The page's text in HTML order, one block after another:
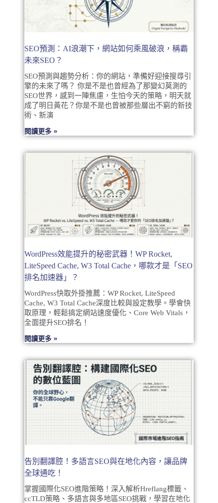
SEO預測：AI浪潮下，網站如何乘風破浪，稱霸
未來SEO？
SEO預測與趨勢分析：你的網站，準備好迎接搜尋引
擎的未來了嗎？ 你是不是也曾經為了那變幻莫測的
SEO世界，感到一陣焦慮，生怕今天的策略，明天就
成了明日黃花？你是不是也曾被那些層出不窮的新技
術、新演
閱讀更多 »
WordPress效能提升的秘密武器！WP Rocket,
LiteSpeed Cache, W3 Total Cache，哪款才是「SEO
排名加速器」？
WordPress快取外掛推薦：WP Rocket, LiteSpeed
Cache, W3 Total Cache深度比較與設定教學。學會快
取原理，輕鬆搞定網站速度優化、Core Web Vitals，
全面提升SEO排名！
閱讀更多 »
告別翻譯腔！多語言SEO與在地化內容，讓品牌
全球通吃！
掌握國際化SEO進階策略！深入解析Hreflang標籤、
ccTLD策略、多語言與多地區SEO挑戰，學習在地化